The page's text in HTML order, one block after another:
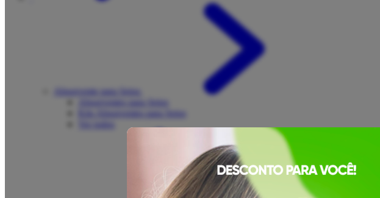
Absorvente para Seios
Absorventes para Seios
Kits Absorventes para Seios